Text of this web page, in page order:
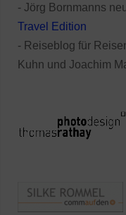
- Jörg Bornmanns
Travel Edition
- Reiseblog für
Kuhn und Joachim